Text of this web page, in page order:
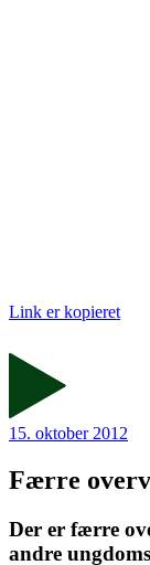
Link er kopieret
15. oktober 2012
Færre
Der er færre
andre